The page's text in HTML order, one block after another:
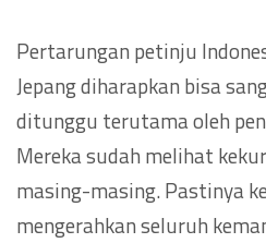
Pertarungan petinju
Jepang diharapkan bisa
ditunggu terutama oleh
Mereka sudah melihat
masing-masing. Pastinya
mengerahkan seluruh